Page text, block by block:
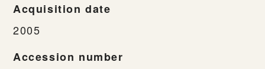
Acquisition date
2005
Accession number